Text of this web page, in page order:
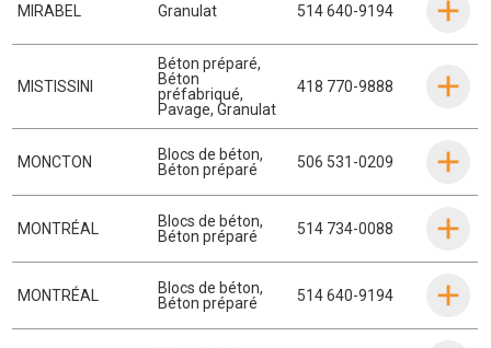
MIRABEL Granulat 514 640-9194
MISTISSINI
Béton préparé,
Béton
préfabriqué,
Pavage,Granulat
418 770-9888
MONCTON Blocs de béton,
Béton préparé
506 531-0209
MONTRÉAL Blocs de béton,
Béton préparé
514 734-0088
MONTRÉAL Blocs de béton,
Béton préparé
514 640-9194